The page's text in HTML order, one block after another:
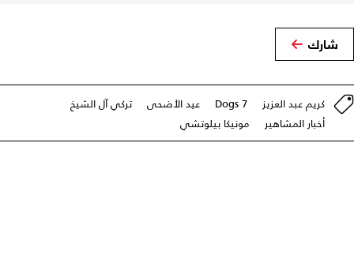
شارك
كريم عبد العزيز 7 Dogs عيد الأضحى
تركي آل الشيخ
أخبار المشاهير
مونيكا بيلوتشي